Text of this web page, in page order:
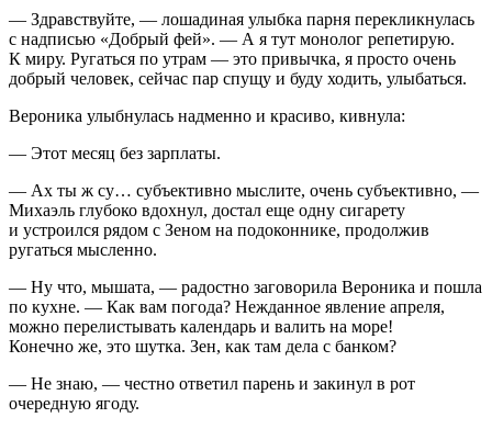
— Здравствуйте, — лошадиная улыбка парня перекликнулась
с надписью «Добрый фей». — А я тут монолог репетирую.
К миру. Ругаться по утрам — это привычка, я просто очень
добрый человек, сейчас пар спущу и буду ходить, улыбаться.
Вероника улыбнулась надменно и красиво, кивнула:
— Этот месяц без зарплаты.
— Ах ты ж су… субъективно мыслите, очень субъективно, —
Михаэль глубоко вдохнул, достал еще одну сигарету
и устроился рядом с Зеном на подоконнике, продолжив
ругаться мысленно.
— Ну что, мышата, — радостно заговорила Вероника и пошла
по кухне. — Как вам погода? Нежданное явление апреля,
можно перелистывать календарь и валить на море!
Конечно же, это шутка. Зен, как там дела с банком?
— Не знаю, — честно ответил парень и закинул в рот
очередную ягоду.